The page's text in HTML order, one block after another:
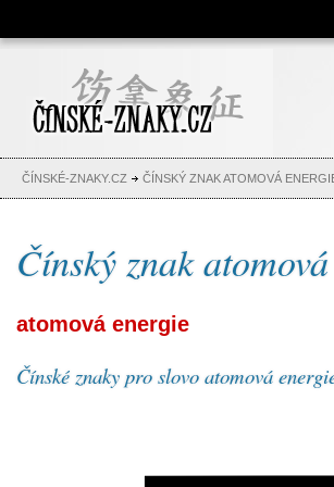
Čínské znaky, česko-čínský
slovník, abeceda, jména,
tetování
ČÍNSKÉ-ZNAKY.CZ ČÍNSKÝ ZNAK ATOMOVÁ
Čínský znak
atomová energie
Čínské znaky pro slovo atomová